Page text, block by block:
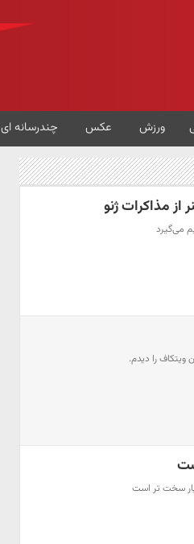
ورزش عکس چندرسانه ای
از مذاکرات ژنو
می‌گیرد
را دیدم.
سخت تر است